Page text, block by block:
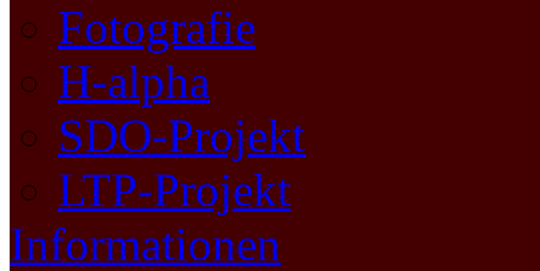
Fotografie
H-alpha
SDO-Projekt
LTP-Projekt
Informationen